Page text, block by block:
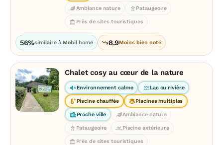
Ambiance nature Pataugeoire
Près de sites touristiques
56%similaire à Mobil home 8.9Moins bien noté
Chalet cosy au cœur de la nature
Environnement calme Lac ou rivière
Piscine chauffée Piscines multiples
Proche ville Ambiance nature
Pataugeoire Piscine extérieure
Près de sites touristiques